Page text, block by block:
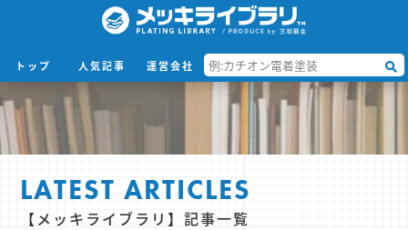
トップ 人気記事 運営会社
LATEST ARTICLES
【メッキライブラリ】記事一覧